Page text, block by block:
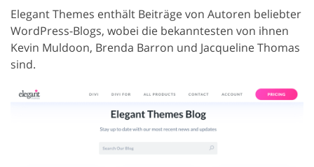
Elegant Themes enthält Beiträge von Autoren beliebter
WordPress-Blogs, wobei die bekanntesten von ihnen
Kevin Muldoon, Brenda Barron und Jacqueline Thomas
sind.